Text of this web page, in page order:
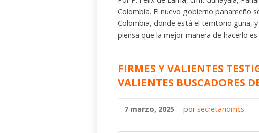
Colombia. El nuevo gobierno panameño
Colombia, donde está el territorio guna,
piensa que la mejor manera de hacerlo
FIRMES Y VALIENTES
VALIENTES BUSCADORES
7 marzo, 2025 porsecretariomcs